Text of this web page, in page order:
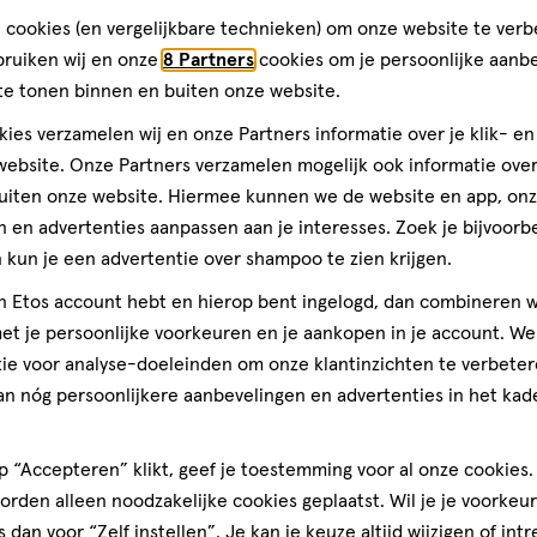
en geeft een natuurlijke,
Synthetic Wax, Mica,
(Candelilla) Wax/Cire
Dimethicone/Vinyl
Granatum Sterols, Vitis
Nucifera (Coconut) Oil,
Extract, Benzyl Benzoate,
Titanium Dioxide (CI 77891),
beoordelen
met
3
sterren.
Hiermee
open
je
een
beoordelen
met
4
sterren.
Hiermee
open
je
een
beoordelen
met
5
sterren.
Hiermee
open
je
een
Volgende
op
cookies (en vergelijkbare technieken) om onze website te
wij en onze 8 Partners cookies om je persoonlijke
tonen binnen en buiten onze website.
verzamelen wij en onze Partners informatie over je klik-
Onze Partners verzamelen mogelijk ook informatie
onze website. Hiermee kunnen we de website en app,
en advertenties aanpassen aan je interesses. Zoek je
kun je een advertentie over shampoo te zien krijgen.
Etos account hebt en hierop bent ingelogd, dan combineren
je persoonlijke voorkeuren en je aankopen in je account.
voor analyse-doeleinden om onze klantinzichten te
nóg persoonlijkere aanbevelingen en advertenties in het
“Accepteren” klikt, geef je toestemming voor al onze cookies.
alleen noodzakelijke cookies geplaatst. Wil je je
dan voor “Zelf instellen”. Je kan je keuze altijd wijzigen of